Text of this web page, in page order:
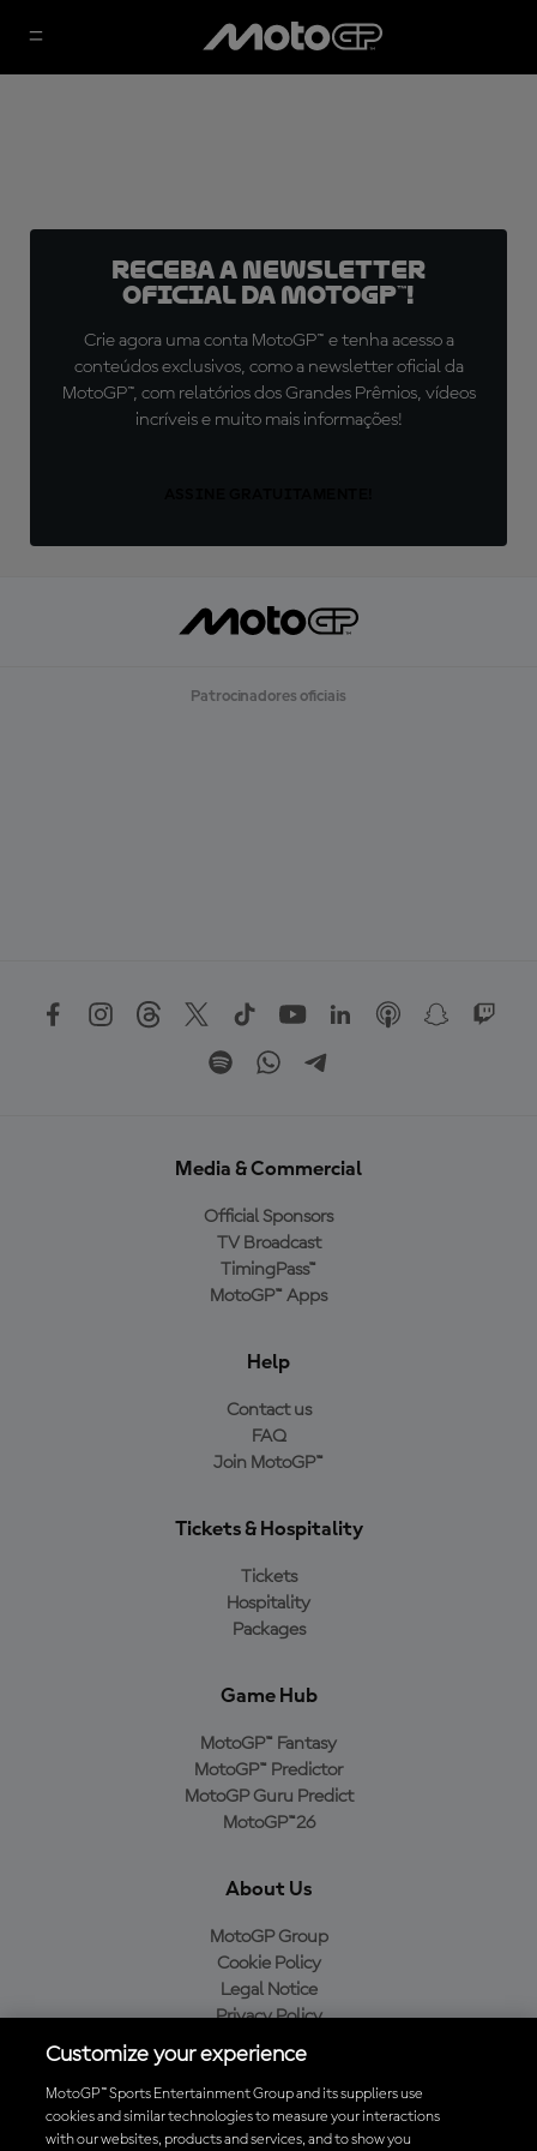
Receba a newsletter
oficial da MotoGP™!
Crie agora uma conta MotoGP™ e tenha acesso a
conteúdos exclusivos, como a newsletter oficial da
MotoGP™, com relatórios dos Grandes Prêmios, vídeos
incríveis e muito mais informações!
Patrocinadores oficiais
Media & Commercial
Official Sponsors
TV Broadcast
TimingPass™
MotoGP™ Apps
Help
Contact us
FAQ
Join MotoGP™
Tickets & Hospitality
Tickets
Hospitality
Packages
Game Hub
MotoGP™ Fantasy
MotoGP™ Predictor
MotoGP Guru Predict
MotoGP™26
About Us
MotoGP Group
Cookie Policy
Legal Notice
Privacy Policy
Purchase Policy
Baixe o aplicativo oficial da MotoGP™
Customize your experience
MotoGP™ Sports Entertainment Group and its suppliers use
cookies and similar technologies to measure your interactions
with our websites, products and services, and to show you